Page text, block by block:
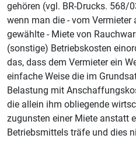
gehören (vgl. BR-Drucks. 568/
wenn man die - vom Vermieter
gewählte - Miete von
(sonstige) Betriebskosten
das, dass dem Vermieter ein
einfache Weise die im
Belastung mit
die allein ihm obliegende
zugunsten einer Miete anstatt
Betriebsmittels träfe und dies